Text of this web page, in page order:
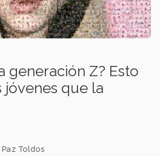
generación Z? Esto
que la
Toldos